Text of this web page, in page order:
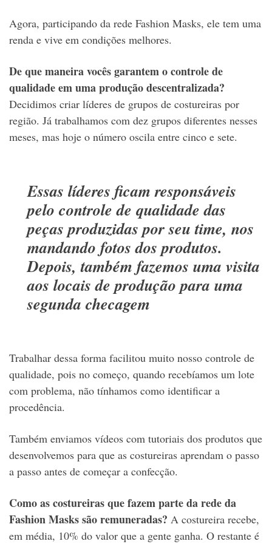
Agora, participando da rede Fashion Masks, ele tem uma
renda e vive em condições melhores.
De que maneira vocês garantem o controle de
qualidade em uma produção descentralizada?
Decidimos criar líderes de grupos de costureiras por
região. Já trabalhamos com dez grupos diferentes nesses
meses, mas hoje o número oscila entre cinco e sete.
Essas líderes ficam responsáveis
pelo controle de qualidade das
peças produzidas por seu time, nos
mandando fotos dos produtos.
Depois, também fazemos uma visita
aos locais de produção para uma
segunda checagem
Trabalhar dessa forma facilitou muito nosso controle de
qualidade, pois no começo, quando recebíamos um lote
com problema, não tínhamos como identificar a
procedência.
Também enviamos vídeos com tutoriais dos produtos que
desenvolvemos para que as costureiras aprendam o passo
a passo antes de começar a confecção.
Como as costureiras que fazem parte da rede da
Fashion Masks são remuneradas? A costureira recebe,
em média, 10% do valor que a gente ganha. O restante é